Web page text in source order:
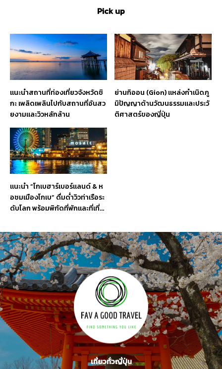
Pick up
แนะนำสถานที่ท่องเที่ยวจังหวัดชิ
กะ เพลิดเพลินไปกับสถานที่อันสว
ยงามและวิวหลักล้าน
ย่านกิออน (Gion) แหล่งกำเนิดภู
มิปัญญาด้านวัฒนธรรมและประวั
ติศาสตร์ของญี่ปุ่น
แนะนำ “โกเบฮาร์เบอร์แลนด์ & ห
อชมเมืองโกเบ” ดื่มด่ำวิวท่าเรือระ
ดับโลก พร้อมพิกัดที่พักและที่เที่ย
เที่ยวทั่วญี่ปุ่น